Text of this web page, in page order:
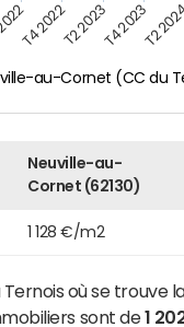
au-Cornet (CC du
T4 2022T2 2023T4 2023T2
Neuville-au-
Cornet (62130)
1 128 €/m2
où se trouve
sont de1